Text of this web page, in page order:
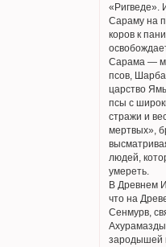
«Ригведе».
Сараму на
коров к
Сарама —
псов,
царство
псы с
стражи и
мертвых»,
людей,
умереть.
В Древнем
что на
Сенмурв,
зародышей